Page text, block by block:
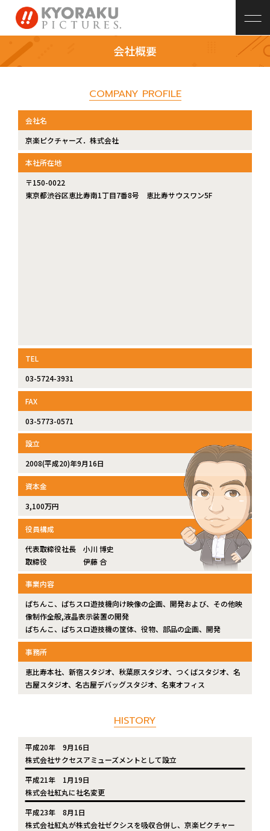
会社概要
COMPANY PROFILE
会社名
京楽ピクチャーズ．株式会社
本社所在地
〒150-0022
東京都渋谷区恵比寿南1丁目7番8号 恵比寿サウスワン5F
TEL
03-5724-3931
FAX
03-5773-0571
設立
2008(平成20)年9月16日
資本金
3,100万円
役員構成
代表取締役社長 小川 博史
取締役 伊藤 合
事業内容
ぱちんこ、ぱちスロ遊技機向け映像の企画、開発および、その他映
像制作全般,液晶表示装置の開発
ぱちんこ、ぱちスロ遊技機の筐体、役物、部品の企画、開発
事務所
恵比寿本社、新宿スタジオ、秋葉原スタジオ、つくばスタジオ、 名
古屋スタジオ、名古屋デバッグスタジオ、名東オフィス
HISTORY
平成20年
9月16日
株式会社サクセスアミューズメントとして設立
平成21年
1月19日
株式会社紅丸に社名変更
平成23年
8月1日
株式会社紅丸が株式会社ゼクシスを吸収合併し、京楽ピクチャー